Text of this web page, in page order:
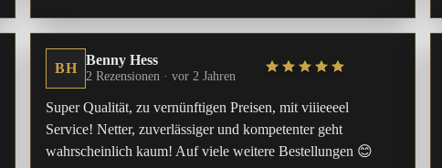
BH Benny Hess
2 Rezensionen ·vor 2 Jahren
Super Qualität, zu vernünftigen Preisen, mit viiieeeel
Service! Netter, zuverlässiger und kompetenter geht
wahrscheinlich kaum! Auf viele weitere Bestellungen 😊